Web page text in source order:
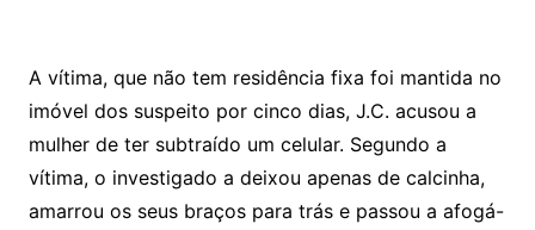
A vítima, que não tem residência fixa foi mantida no
imóvel dos suspeito por cinco dias, J.C. acusou a
mulher de ter subtraído um celular. Segundo a
vítima, o investigado a deixou apenas de calcinha,
amarrou os seus braços para trás e passou a afogá-